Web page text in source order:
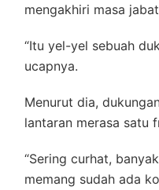
mengakhiri masa
“Itu yel-yel sebuah
ucapnya.
Menurut dia,
lantaran merasa satu
“Sering curhat,
memang sudah ada